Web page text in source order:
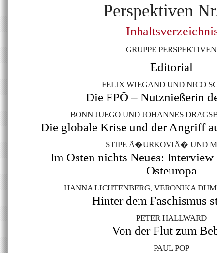
Perspektiven
GRUPPE PERSPEKTIVEN
Editorial
FELIX WIEGAND UND NICO
Die FPÖ – Nutznießerin
BONN JUEGO UND JOHANNES
Die globale Krise und der Angriff
STIPE Ä�URKOVIÄ� UND
Im Osten nichts Neues:
Osteuropa
HANNA LICHTENBERG, VERONIKA
Hinter dem Faschismus
PETER HALLWARD
Von der Flut zum
PAUL POP